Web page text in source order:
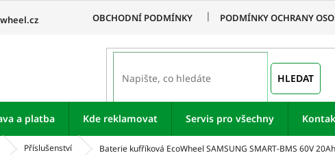
OBCHODNÍ PODMÍNKY PODMÍNKY OCHRANY
HLEDAT
a platba Kde reklamovat Servis pro všechny
Příslušenství Baterie kufříková EcoWheel SAMSUNG SMART-BMS 60V 20Ah